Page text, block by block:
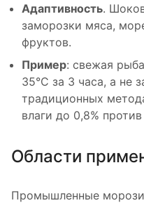
Адаптивность.
заморозки мяса,
фруктов.
Пример: свежая
35°C за 3 часа, а не
традиционных
влаги до 0,8%
Области
Промышленные